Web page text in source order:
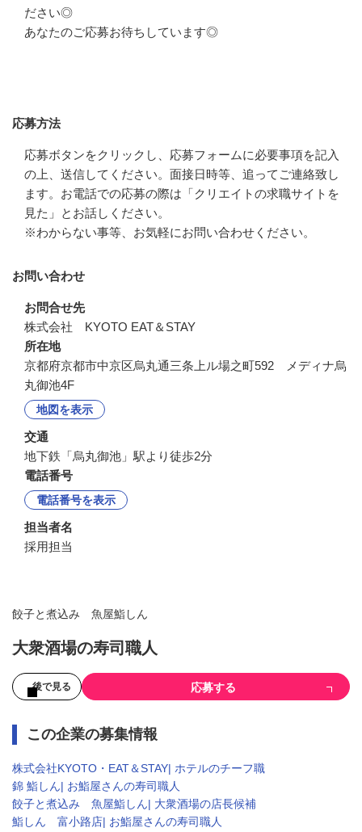
ださい◎
あなたのご応募お待ちしています◎
応募方法
応募ボタンをクリックし、応募フォームに必要事項を記入
の上、送信してください。面接日時等、追ってご連絡致し
ます。お電話での応募の際は「クリエイトの求職サイトを
見た」とお話しください。
※わからない事等、お気軽にお問い合わせください。
お問い合わせ
お問合せ先
株式会社　KYOTO EAT＆STAY
所在地
京都府京都市中京区烏丸通三条上ル場之町592 メディナ烏
丸御池4F
地図を表示
交通
地下鉄「烏丸御池」駅より徒歩2分
電話番号
電話番号を表示
担当者名
採用担当
餃子と煮込み 魚屋鮨しん
大衆酒場の寿司職人
後で見る 応募する
この企業の募集情報
株式会社KYOTO・EAT＆STAY| ホテルのチーフ職
錦 鮨しん| お鮨屋さんの寿司職人
餃子と煮込み 魚屋鮨しん| 大衆酒場の店長候補
鮨しん 富小路店| お鮨屋さんの寿司職人